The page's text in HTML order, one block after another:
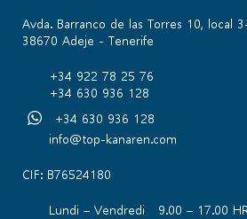
Avda. Barranco de las Torres 10, local
38670 Adeje - Tenerife
+34 922 78 25 76
+34 630 936 128
+34 630 936 128
info@top-kanaren.com
CIF: B76524180
Lundi – Vendredi 9.00 – 17.00